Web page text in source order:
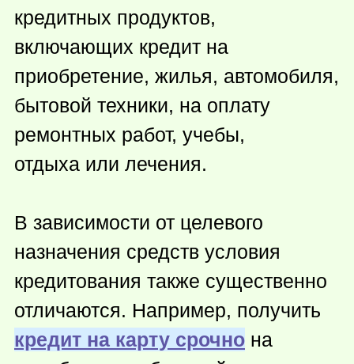
кредитных продуктов,
включающих кредит на
приобретение, жилья, автомобиля,
бытовой техники, на оплату
ремонтных работ, учебы,
отдыха или лечения.
В зависимости от целевого
назначения средств условия
кредитования также существенно
отличаются. Например, получить
кредит на карту срочно на